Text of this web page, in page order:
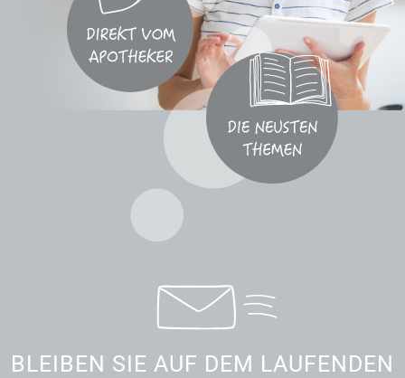
BLEIBEN SIE AUF DEM LAUFENDEN